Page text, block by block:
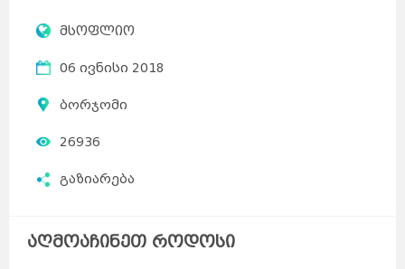
მსოფლიო
06 ივნისი 2018
ბორჯომი
26936
გაზიარება
აღმოაჩინეთ როდოსი